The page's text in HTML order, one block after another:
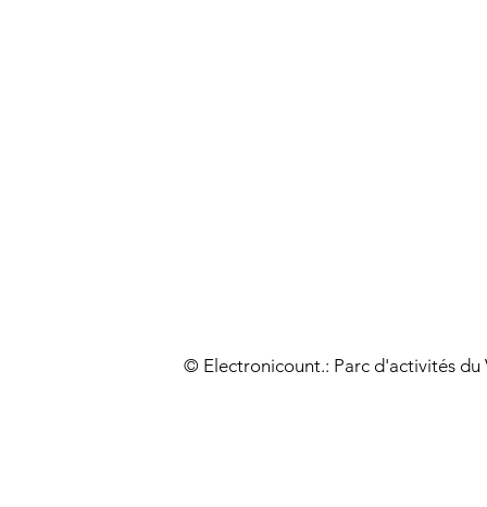
© Electronicount.: Parc d'activités du